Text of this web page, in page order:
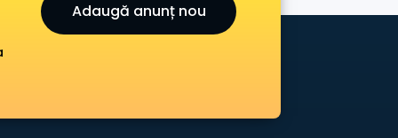
Adaugă anunț nou